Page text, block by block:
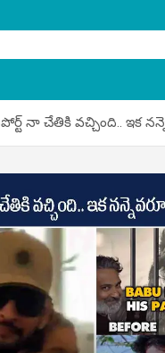
నా చేతికి వచ్చింది.. ఇక